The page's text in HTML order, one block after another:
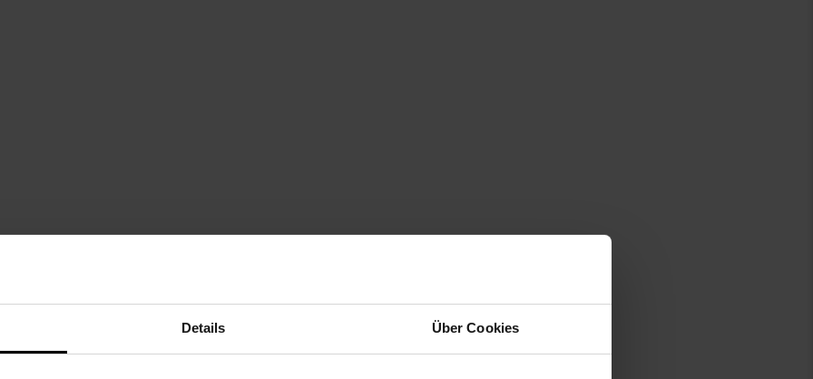
Details Über Cookies
Dream Big 5-teilig Decke 135 x 95cm Kissen 45 x 35cm: